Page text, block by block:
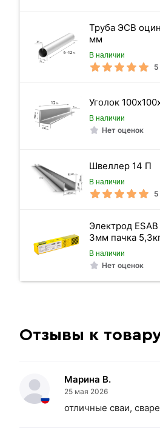
Труба ЭСВ
мм
В наличии
5
Уголок
В наличии
Нет оценок
Швеллер 14 П
В наличии
5
Электрод
3мм пачка
В наличии
Нет оценок
Отзывы к
Марина В.
25 мая 2026
отличные сваи,